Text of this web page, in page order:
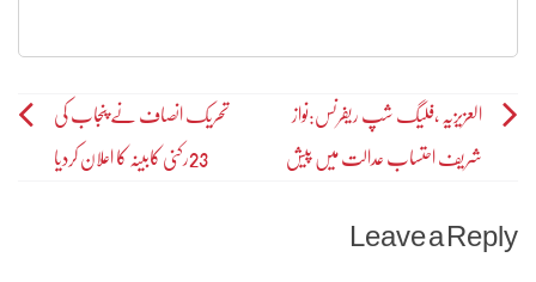
Post
navigation
العزیزیہ ،فلیگ شپ ریفرنس:نواز
شریف احتساب عدالت میں پیش
تحریک انصاف نے پنجاب کی
23رکنی کابینہ کا اعلان کردیا
Leave a Reply